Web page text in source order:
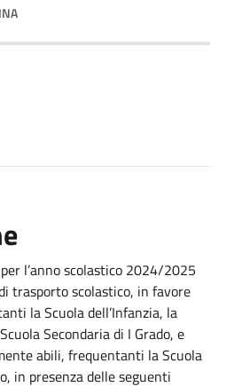
l’anno scolastico 2024/2025
trasporto scolastico, in favore
la Scuola dell’Infanzia, la
Secondaria di I Grado, e
abili, frequentanti la Scuola
in presenza delle seguenti